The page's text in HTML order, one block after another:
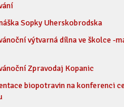
Sopky Uherskobrodska
výtvarná dílna ve školce -
Zpravodaj Kopanic
biopotravin na konferenci